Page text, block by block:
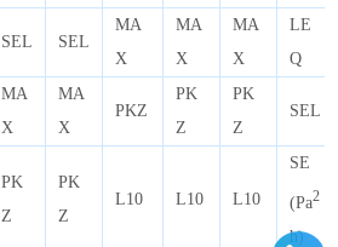
SEL SEL
MA
X
MA
X
MA
X
LE
Q
MA
X
MA
X
PKZ
PK
Z
PK
Z
SEL
PK
Z
PK
Z
L10 L10 L10
SE
(Pa2
h)